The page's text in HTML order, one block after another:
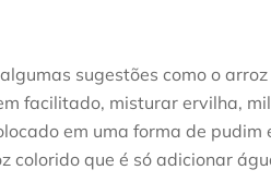
sugestões como o
facilitado, misturar ervilha,
em uma forma de pudim
colorido que é só adicionar